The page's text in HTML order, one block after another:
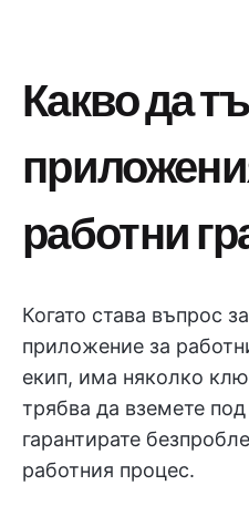
Какво да
работни
Когато става въпрос
приложение за
екип, има няколко
трябва да вземете
гарантирате
работния процес.